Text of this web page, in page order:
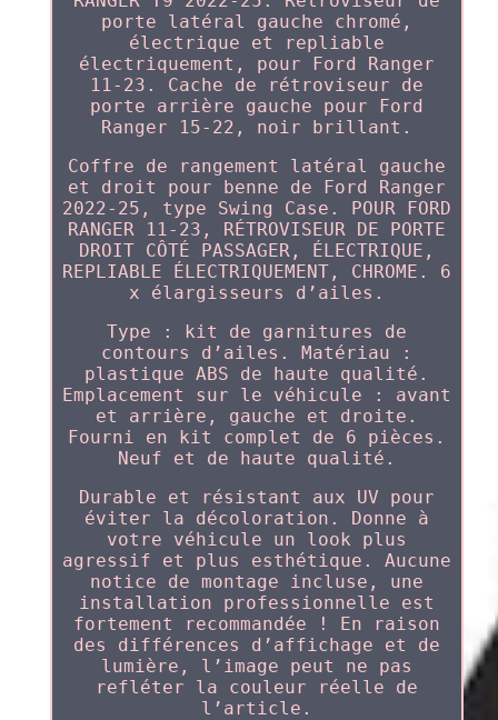
porte latéral gauche chromé,
électrique et repliable
électriquement, pour Ford Ranger
11-23. Cache de rétroviseur de
porte arrière gauche pour Ford
Ranger 15-22, noir brillant.
Coffre de rangement latéral gauche
et droit pour benne de Ford Ranger
2022-25, type Swing Case. POUR FORD
RANGER 11-23, RÉTROVISEUR DE PORTE
DROIT CÔTÉ PASSAGER, ÉLECTRIQUE,
REPLIABLE ÉLECTRIQUEMENT, CHROME. 6
x élargisseurs d’ailes.
Type : kit de garnitures de
contours d’ailes. Matériau :
plastique ABS de haute qualité.
Emplacement sur le véhicule : avant
et arrière, gauche et droite.
Fourni en kit complet de 6 pièces.
Neuf et de haute qualité.
Durable et résistant aux UV pour
éviter la décoloration. Donne à
votre véhicule un look plus
agressif et plus esthétique. Aucune
notice de montage incluse, une
installation professionnelle est
fortement recommandée ! En raison
des différences d’affichage et de
lumière, l’image peut ne pas
refléter la couleur réelle de
l’article.